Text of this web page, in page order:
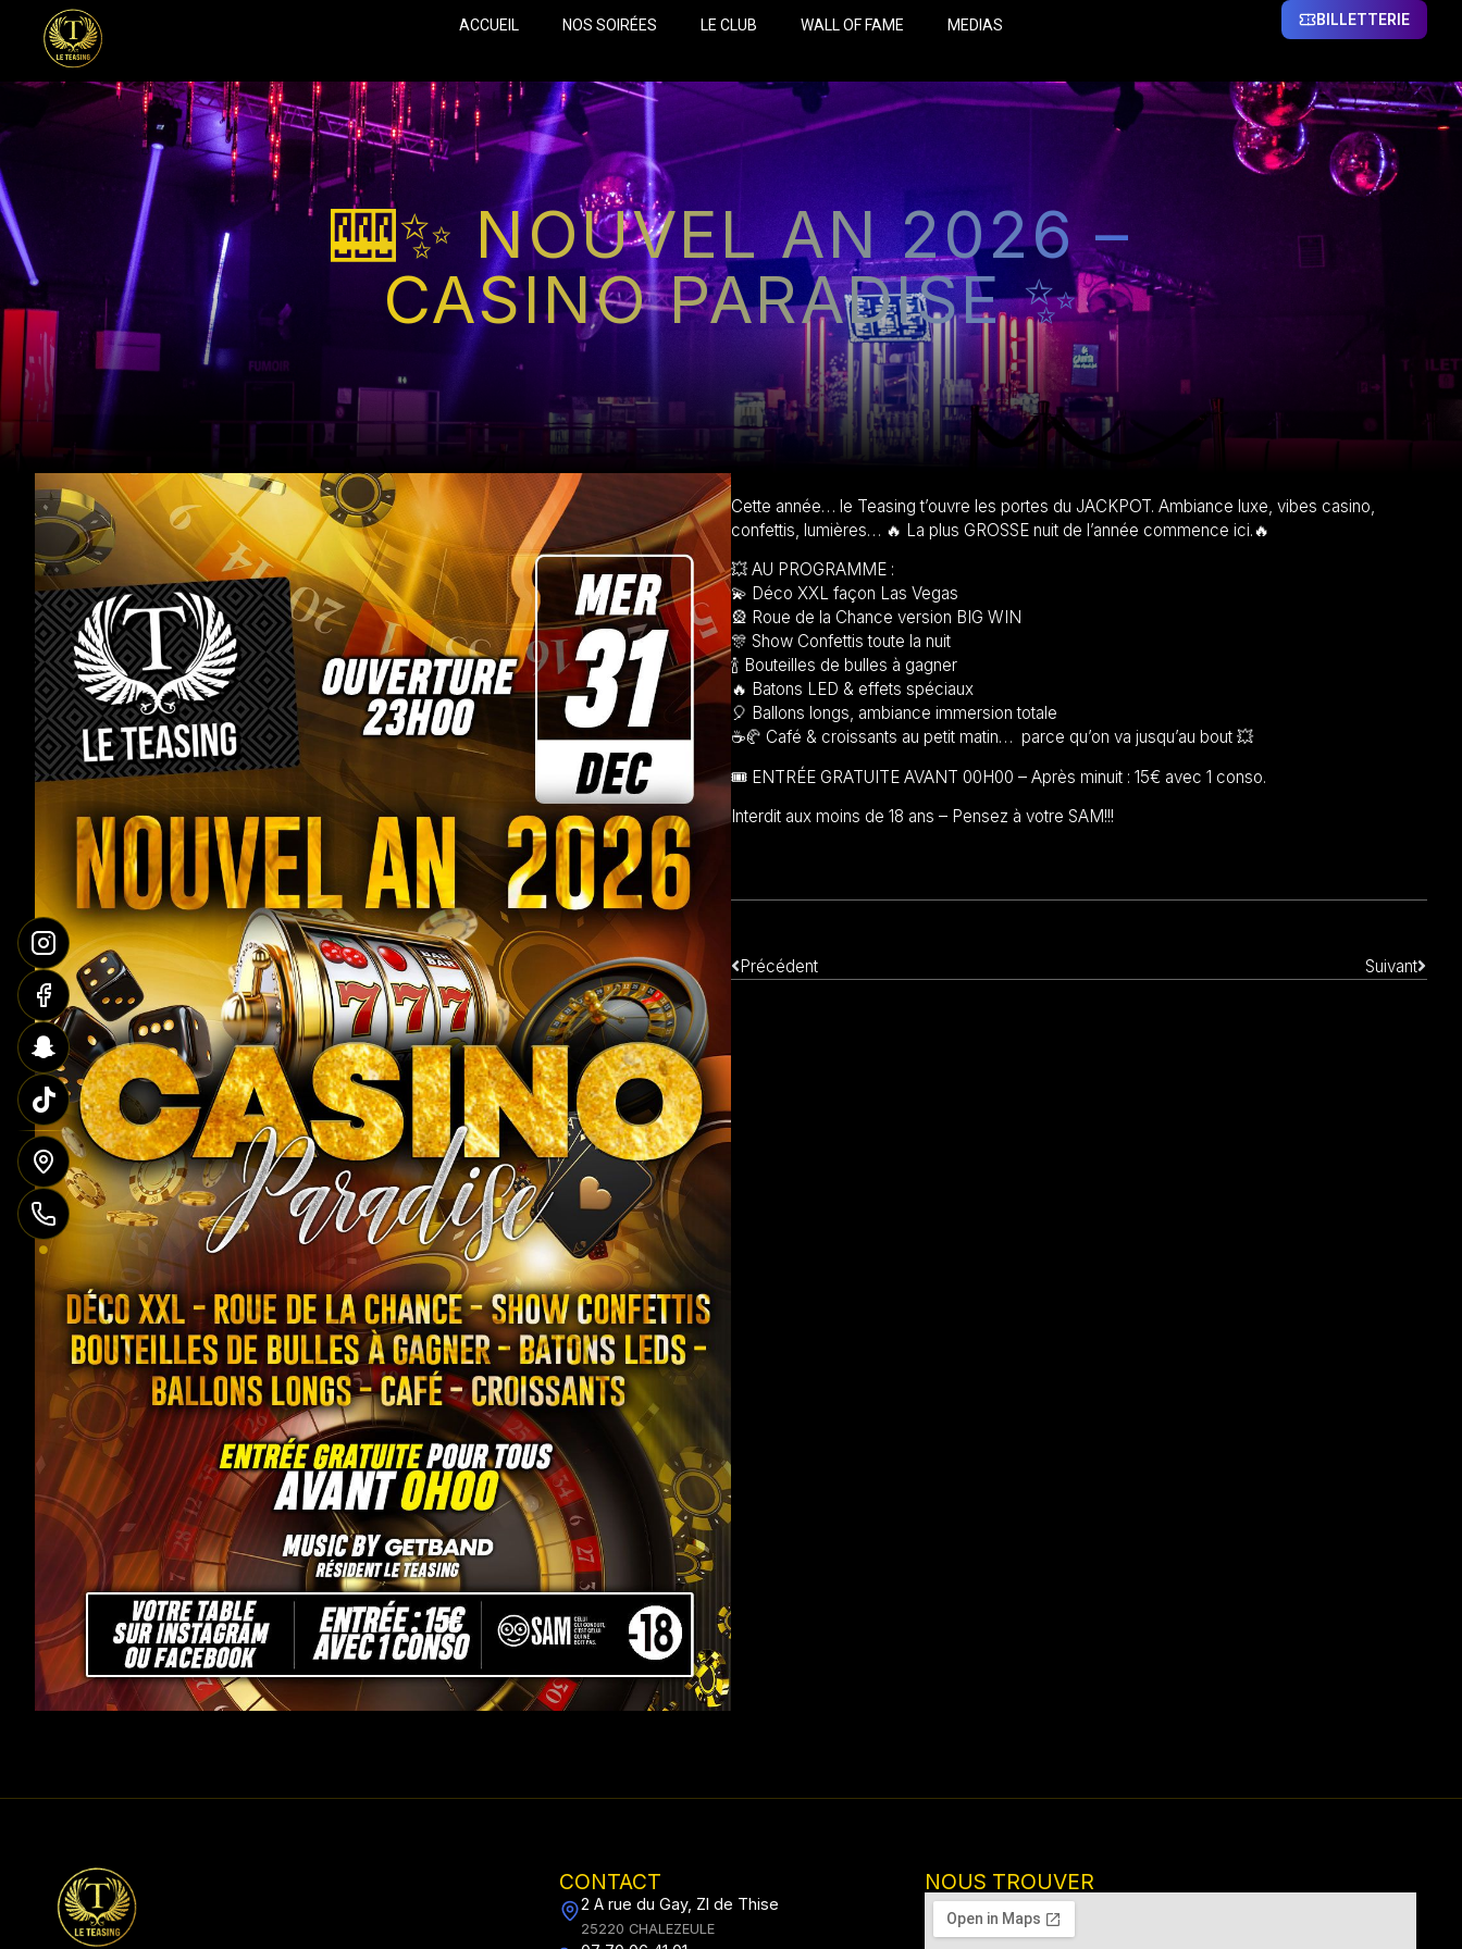
ACCUEIL NOS SOIRÉES LE CLUB WALL OF FAME MEDIAS BILLETTERIE
🎰✨ NOUVEL AN 2026 –
CASINO PARADISE ✨
Cette année… le Teasing t’ouvre les portes du JACKPOT. Ambiance luxe, vibes casino,
confettis, lumières… 🔥 La plus GROSSE nuit de l’année commence ici.🔥
💥 AU PROGRAMME :
💫 Déco XXL façon Las Vegas
🎡 Roue de la Chance version BIG WIN
🎊 Show Confettis toute la nuit
🍾 Bouteilles de bulles à gagner
🔥 Batons LED & effets spéciaux
🎈 Ballons longs, ambiance immersion totale
☕🥐 Café & croissants au petit matin… parce qu’on va jusqu’au bout 💥
🎟️ ENTRÉE GRATUITE AVANT 00H00 – Après minuit : 15€ avec 1 conso.
Interdit aux moins de 18 ans – Pensez à votre SAM!!!
Précédent Suivant
CONTACT
2 A rue du Gay, ZI de Thise
25220 CHALEZEULE
NOUS TROUVER